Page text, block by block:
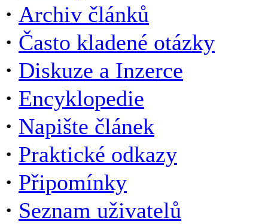
· Archiv článků
· Často kladené otázky
· Diskuze a Inzerce
· Encyklopedie
· Napište článek
· Praktické odkazy
· Připomínky
· Seznam uživatelů